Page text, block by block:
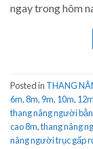
ngay trong hôm
Posted in THANG
6m, 8m, 9m, 10m,
thang nâng người
cao 8m,thang nâng
nâng người trục gấp